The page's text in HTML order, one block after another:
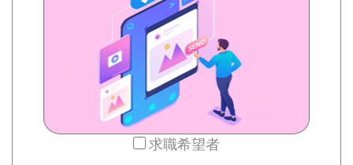
求職希望者